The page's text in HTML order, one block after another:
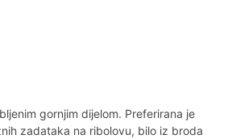
gornjim dijelom. Preferirana je
zadataka na ribolovu, bilo iz broda